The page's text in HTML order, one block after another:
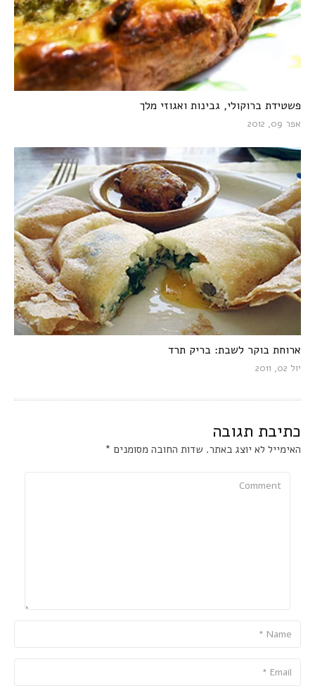
פשטידת ברוקולי, גבינות ואגוזי מלך
אפר 09, 2012
ארוחת בוקר לשבת: בריק תרד
יול 02, 2011
כתיבת תגובה
האימייל לא יוצג באתר. שדות החובה מסומנים *
Comment
Email